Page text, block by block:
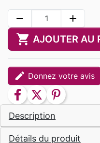
Description
Détails du produit
remove add
shopping_cart AJOUTER AU
edit Donnez votre avis
facebook twitter pinterest